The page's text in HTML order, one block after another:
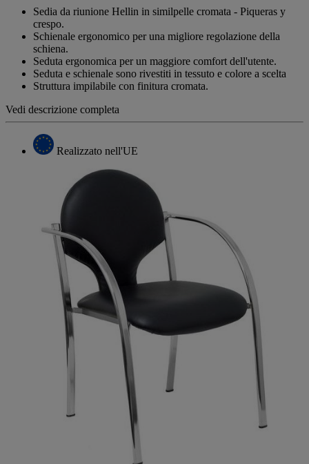
pagina.
Sedia da riunione Hellin in similpelle cromata - Piqueras y
crespo.
Schienale ergonomico per una migliore regolazione della
schiena.
Seduta ergonomica per un maggiore comfort dell'utente.
Seduta e schienale sono rivestiti in tessuto e colore a scelta
Struttura impilabile con finitura cromata.
Vedi descrizione completa
Realizzato nell'UE